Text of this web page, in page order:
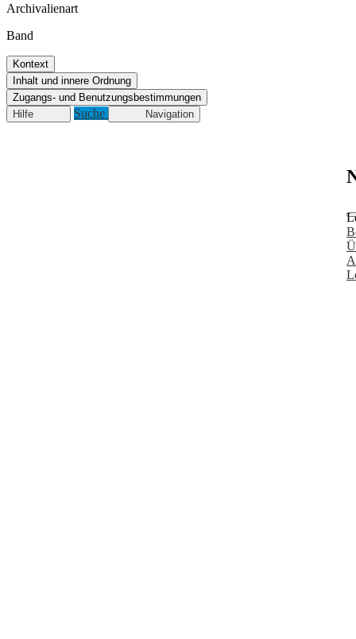
Archivalienart
Band
Kontext
Inhalt und innere Ordnung
Zugangs- und Benutzungsbestimmungen
Hilfe
Suche Navigation